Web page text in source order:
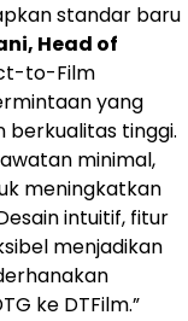
standar baru
Head of
to-Film
yang
berkualitas tinggi.
minimal,
meningkatkan
intuitif, fitur
menjadikan
ke DTFilm.”